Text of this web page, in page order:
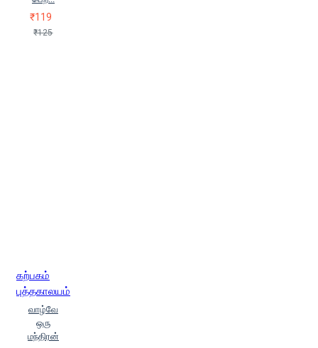
₹119
₹125
கற்பகம்
புத்தகாலயம்
வாழ்வே
ஒரு
மந்திரன்